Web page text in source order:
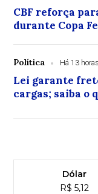
CBF reforça
durante Copa
Política Há 13 horas
Lei garante
cargas; saiba o
Dólar
R$ 5,12